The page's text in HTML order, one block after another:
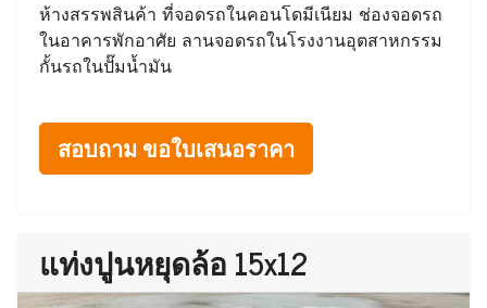
ห้างสรรพสินค้า ที่จอดรถในคอนโดมีเนียม ช่องจอดรถ
ในอาคารพักอาศัย ลานจอดรถในโรงงานอุตสาหกรรม
กั้นรถในปั๊มน้ำมัน
สอบถาม ขอใบเสนอราคา
แท่งปูนหยุดล้อ 15x12